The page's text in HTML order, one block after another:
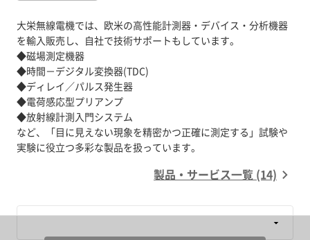
大栄無線電機では、欧米の高性能計測器・デバイス・分析機器
を輸入販売し、自社で技術サポートもしています。
◆磁場測定機器
◆時間－デジタル変換器(TDC)
◆ディレイ／パルス発生器
◆電荷感応型プリアンプ
◆放射線計測入門システム
など、「目に見えない現象を精密かつ正確に測定する」試験や
製品・サービス一覧 (14)